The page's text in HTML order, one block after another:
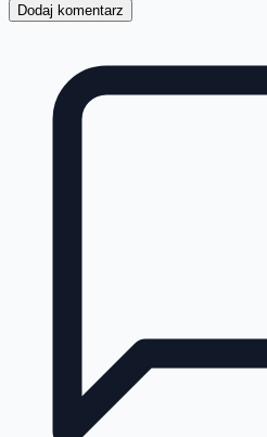
Dodaj komentarz